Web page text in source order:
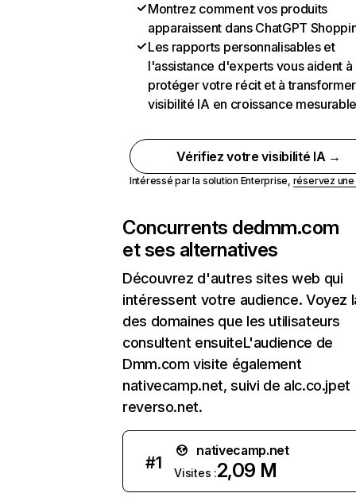
Montrez comment vos produits
apparaissent dans ChatGPT
Les rapports personnalisables et
l'assistance d'experts vous aident à
protéger votre récit et à
visibilité IA en croissance
Vérifiez votre visibilité IA →
Intéressé par la solution Enterprise, réservez
Concurrents dedmm.com
et ses alternatives
Découvrez d'autres sites web qui
intéressent votre audience. Voyez
des domaines que les utilisateurs
consultent ensuiteL'audience de
Dmm.com visite également
nativecamp.net, suivi de alc.co.jpet
reverso.net.
#1
nativecamp.net
Visites :2,09 M